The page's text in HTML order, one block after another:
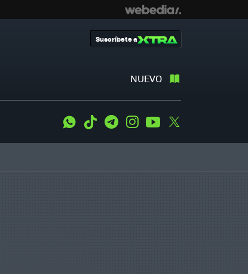
NUEVO
Suscríbete a
WhatsApp
Tiktok TelegramInstagramYoutube